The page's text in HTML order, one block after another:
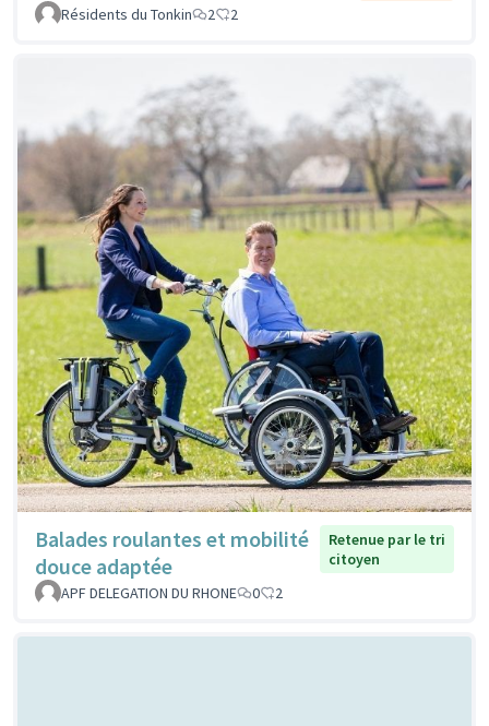
Résidents du Tonkin
2 2
Balades roulantes et mobilité
douce adaptée
Retenue par le tri
citoyen
APF DELEGATION DU RHONE
0 2